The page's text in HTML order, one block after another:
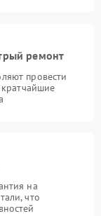
ремонт
провести
кратчайшие
на
что